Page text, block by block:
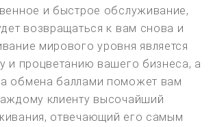
и быстрое обслуживание,
возвращаться к вам снова и
мирового уровня является
и процветанию вашего бизнеса, а
обмена баллами поможет вам
клиенту высочайший
отвечающий его самым